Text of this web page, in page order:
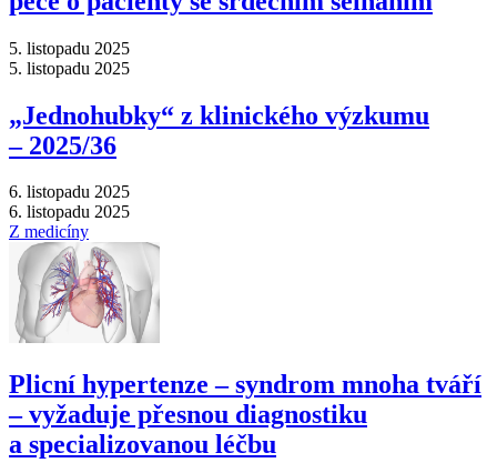
5. listopadu 2025
5. listopadu 2025
„Jednohubky“ z klinického výzkumu
–⁠ 2025/36
6. listopadu 2025
6. listopadu 2025
Z medicíny
Plicní hypertenze –⁠ syndrom mnoha tváří
–⁠ vyžaduje přesnou diagnostiku
a specializovanou léčbu